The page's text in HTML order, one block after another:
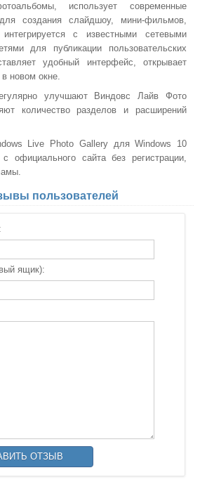
использует современные
создания слайдшоу, мини-фильмов,
с известными сетевыми
для публикации пользовательских
удобный интерфейс, открывает
новом окне.
улучшают Виндовс Лайв Фото
количество разделов и расширений
Live Photo Gallery для Windows 10
с официального сайта без регистрации,
пользователей
ящик):